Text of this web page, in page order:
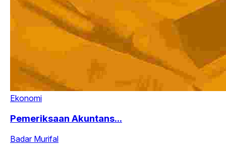
Ekonomi
Pemeriksaan Akuntans...
Badar Murifal